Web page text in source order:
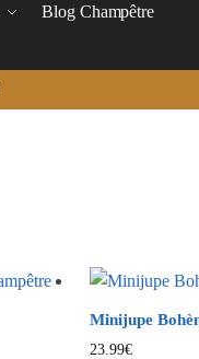
Blog Champêtre
Minijupe
23.99€